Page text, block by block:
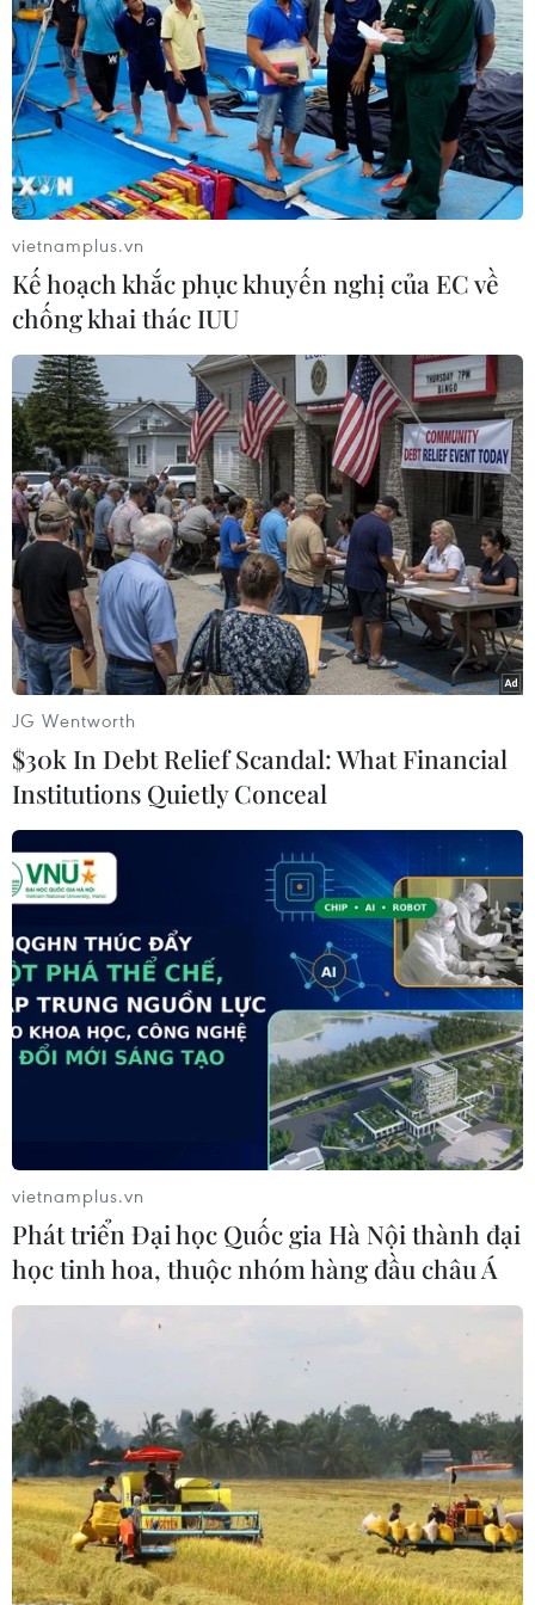
TP.HCM phản hồi thông tin sai sự thật về
vụ người dân bức xúc tự thiêu
20/07/2021 22:57
Theo Trung tâm Báo chí Thành phố Hồ Chí Minh, Ủy ban
Nhân dân phường Trường Thọ đã có báo cáo nhanh về
trường hợp nam thanh niên tự đốt cháy thân thể tại địa
chỉ số 56 đường 2 (khu phố 8).
​Xử lý đối tượng tung tin xuyên tạc về
'người dân bức xúc tự thiêu'
Đối tượng Phan Hữu Điệp Anh thừa nhận đã lồng ghép,
chủ động đưa những nội dung xuyên tạc về việc "người
dân phẫn uất tự thiêu" rồi phát tán trên mạng xã hội
Facebook.
vietnamplus.vn
Kế hoạch khắc phục khuyến nghị của EC về
chống khai thác IUU
JG Wentworth
$30k In Debt Relief Scandal: What Financial
Institutions Quietly Conceal
vietnamplus.vn
Phát triển Đại học Quốc gia Hà Nội thành đại
học tinh hoa, thuộc nhóm hàng đầu châu Á